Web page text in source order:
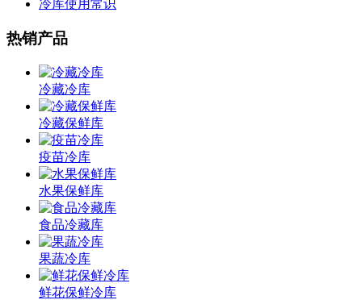
冷库使用常识
热销产品
冷藏冷库
冷藏保鲜库
疫苗冷库
水果保鲜库
食品冷藏库
果蔬冷库
鲜花保鲜冷库